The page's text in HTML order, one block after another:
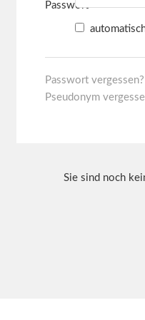
Passwort vergessen?
Pseudonym
Sie sind noch